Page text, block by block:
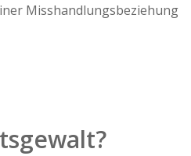
Misshandlungsbeziehung